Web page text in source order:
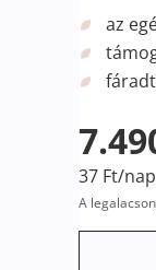
az
37 Ft/nap
A